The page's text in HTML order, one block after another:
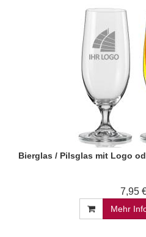
Bierglas / Pilsglas mit Logo
7,95
Mehr